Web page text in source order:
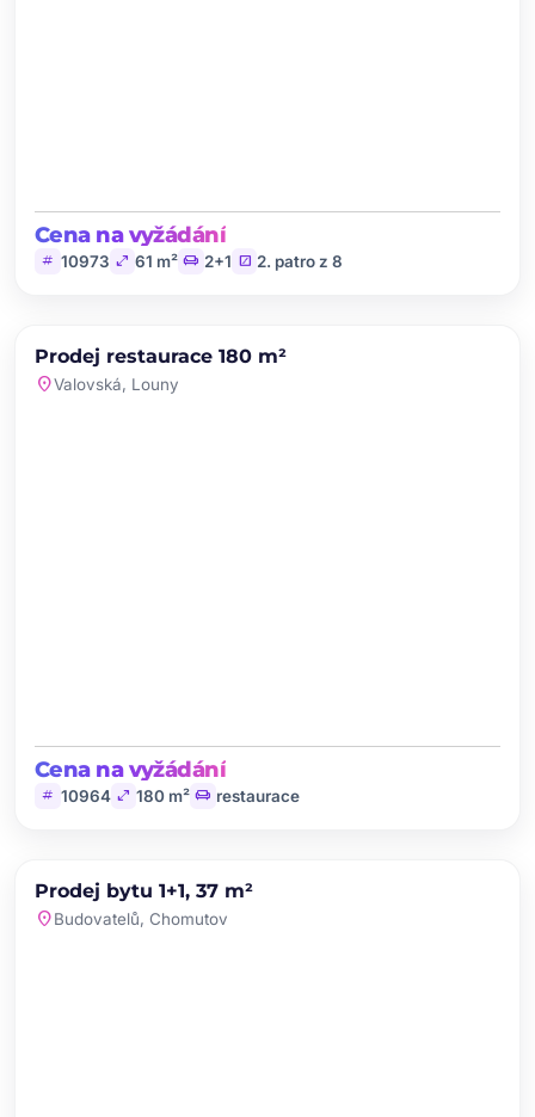
Cena na vyžádání
tag 10973 open_in_full 61 m² chair 2+1 stairs 2. patro z 8
PRODEJ
Prodej restaurace 180 m²
location_onValovská, Louny
Cena na vyžádání
tag 10964 open_in_full 180 m² chair restaurace
PRODEJ
Prodej bytu 1+1, 37 m²
location_onBudovatelů, Chomutov